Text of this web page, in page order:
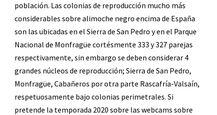
población. Las colonias de reproducción mucho más
considerables sobre alimoche negro encima de España
son las ubicadas en el Sierra de San Pedro y en el Parque
Nacional de Monfragüe cortésmente 333 y 327 parejas
respectivamente, sin embargo se deben considerar 4
grandes núcleos de reproducción; Sierra de San Pedro,
Monfragüe, Cabañeros por otra parte Rascafría-Valsaín,
respetuosamente bajo colonias perimetrales. Si
pretende la temporada 2020 sobre las webcams sobre